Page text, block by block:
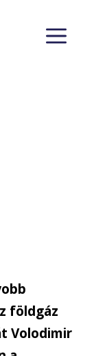
földgáz
Volodimir